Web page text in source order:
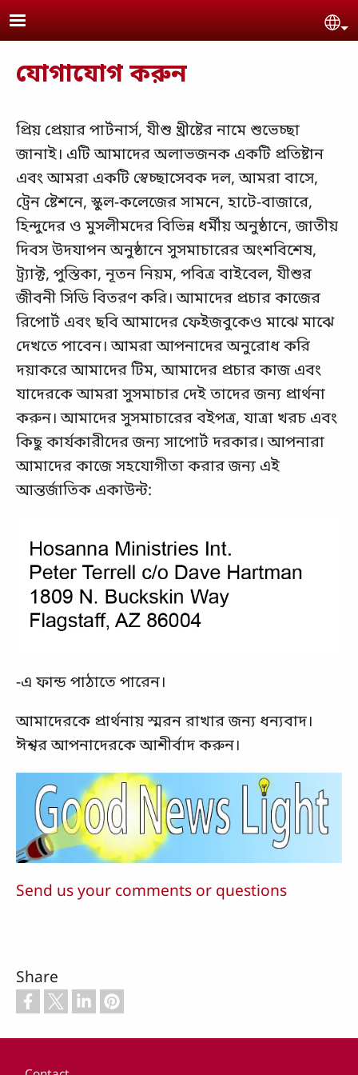
Skip to main content
যোগাযোগ করুন
প্রিয় প্রেয়ার পার্টনার্স, যীশু খ্রীষ্টের নামে শুভেচ্ছা
জানাই। এটি আমাদের অলাভজনক একটি প্রতিষ্টান
এবং আমরা একটি স্বেচ্ছাসেবক দল, আমরা বাসে,
ট্রেন ষ্টেশনে, স্কুল-কলেজের সামনে, হাটে-বাজারে,
হিন্দুদের ও মুসলীমদের বিভিন্ন ধর্মীয় অনুষ্ঠানে, জাতীয়
দিবস উদযাপন অনুষ্ঠানে সুসমাচারের অংশবিশেষ,
ট্র্যাক্ট, পুস্তিকা, নূতন নিয়ম, পবিত্র বাইবেল, যীশুর
জীবনী সিডি বিতরণ করি। আমাদের প্রচার কাজের
রিপোর্ট এবং ছবি আমাদের ফেইজবুকেও মাঝে মাঝে
দেখতে পাবেন। আমরা আপনাদের অনুরোধ করি
দয়াকরে আমাদের টিম, আমাদের প্রচার কাজ এবং
যাদেরকে আমরা সুসমাচার দেই তাদের জন্য প্রার্থনা
করুন। আমাদের সুসমাচারের বইপত্র, যাত্রা খরচ এবং
কিছু কার্যকারীদের জন্য সাপোর্ট দরকার। আপনারা
আমাদের কাজে সহযোগীতা করার জন্য এই
আন্তর্জাতিক একাউন্ট:
-এ ফান্ড পাঠাতে পারেন।
আমাদেরকে প্রার্থনায় স্মরন রাখার জন্য ধন্যবাদ।
ঈশ্বর আপনাদেরকে আশীর্বাদ করুন।
Send us your comments or questions
Share
Footer